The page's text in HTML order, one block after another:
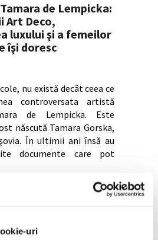
uri
Tamara de Lempicka:
Art Deco,
luxului şi a femeilor
îşi doresc
nu există decât ceea ce
controversata artistă
de Lempicka. Este
născută Tamara Gorska,
În ultimii ani însă au
documente care pot